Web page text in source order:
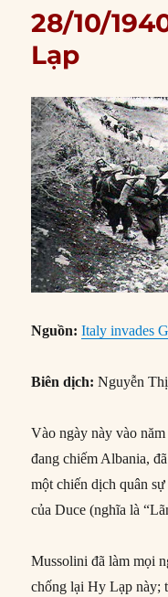
28/10/
Lạp
Nguồn: Italy invades
Biên dịch: Nguyễn
Vào ngày này vào
đang chiếm Albania,
một chiến dịch quân
của Duce (nghĩa là
Mussolini đã làm mọi
chống lại Hy Lạp này;